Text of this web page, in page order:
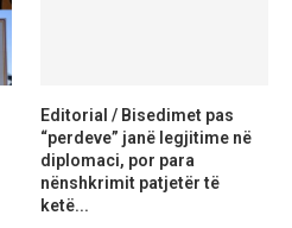
Editorial / Bisedimet pas
“perdeve” janë legjitime në
diplomaci, por para
nënshkrimit patjetër të
ketë...